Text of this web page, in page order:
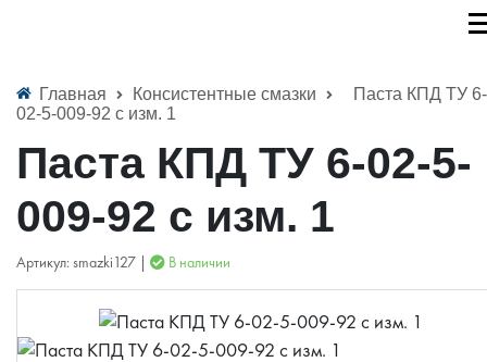
Главная Консистентные смазки
Паста КПД ТУ 6-
02-5-009-92 c изм. 1
Паста КПД ТУ 6-02-5-
009-92 c изм. 1
Артикул: smazki127 | В наличии